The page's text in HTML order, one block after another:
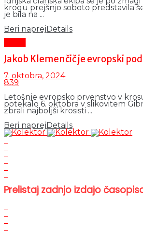
krogu prejšnjo soboto predstavila
je bila na ...
Beri naprej Details
Jakob Klemenčič je evropski
7. oktobra, 2024
839
Letošnje evropsko prvenstvo v
potekalo 6. oktobra v slikovitem
zbrali najboljši krosisti ...
Beri naprejDetails
Prelistaj zadnjo izdajo